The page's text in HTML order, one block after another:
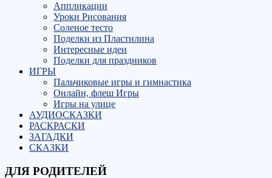
Аппликации
Уроки Рисования
Соленое тесто
Поделки из Пластилина
Интересные идеи
Поделки для праздников
ИГРЫ
Пальчиковые игры и гимнастика
Онлайн, флеш Игры
Игры на улице
АУДИОСКАЗКИ
РАСКРАСКИ
ЗАГАДКИ
СКАЗКИ
ДЛЯ РОДИТЕЛЕЙ